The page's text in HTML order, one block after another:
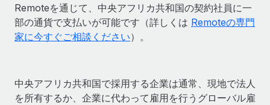
Remoteを通じて、中央アフリカ共和国の契約社員に一
部の通貨で支払いが可能です（詳しくは Remoteの専門
家に今すぐご相談ください）。
中央アフリカ共和国で採用する企業は通常、現地で法人
を所有するか、企業に代わって雇用を行うグローバル雇